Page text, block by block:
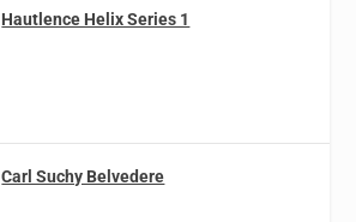
Hautlence Helix Series 1
Carl Suchy Belvedere